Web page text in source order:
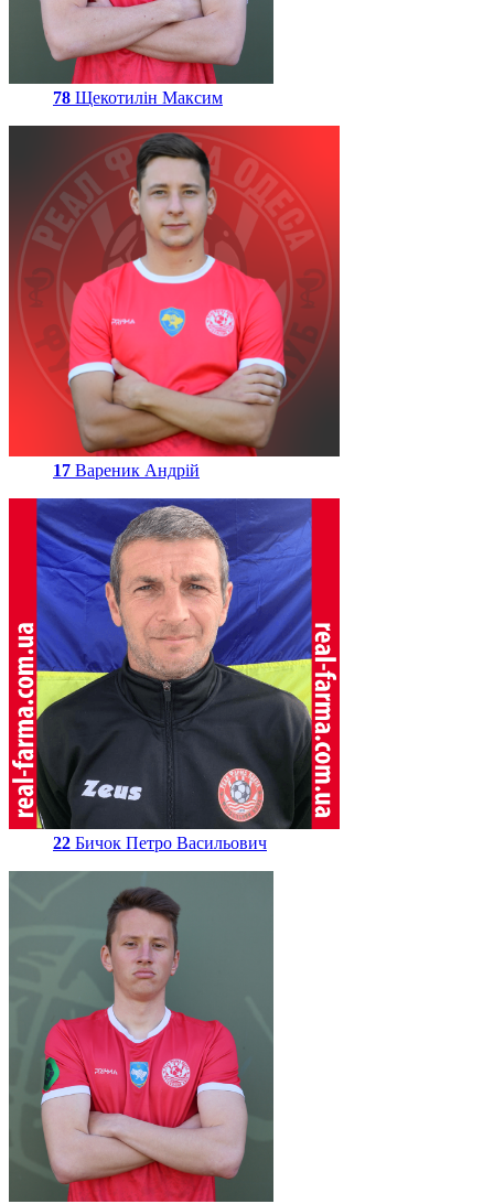
78 Щекотилін Максим
17 Вареник Андрій
22 Бичок Петро Васильович